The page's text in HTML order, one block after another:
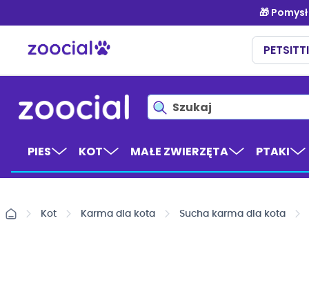
treści
PIES KOT MAŁE ZWIERZĘTA PTAKI
Kot Karma dla kota Sucha karma dla kota